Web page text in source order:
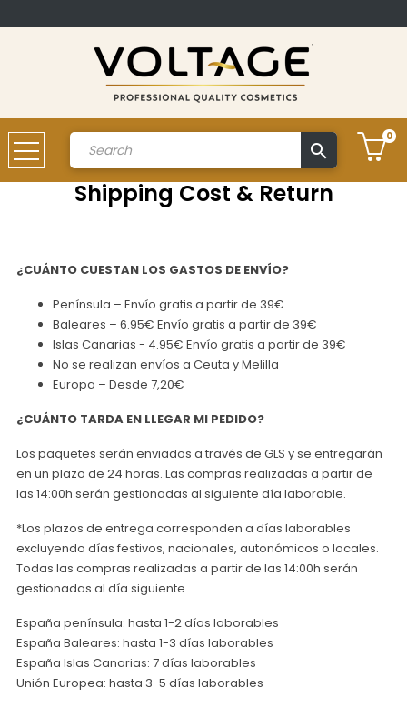
search
0
Account
Shipping Cost & Return
¿CUÁNTO CUESTAN LOS GASTOS DE ENVÍO?
Península – Envío gratis a partir de 39€
Baleares – 6.95€ Envío gratis a partir de 39€
Islas Canarias - 4.95€ Envío gratis a partir de 39€
No se realizan envíos a Ceuta y Melilla
Europa – Desde 7,20€
¿CUÁNTO TARDA EN LLEGAR MI PEDIDO?
Los paquetes serán enviados a través de GLS y se entregarán
en un plazo de 24 horas. Las compras realizadas a partir de
las 14:00h serán gestionadas al siguiente día laborable.
*Los plazos de entrega corresponden a días laborables
excluyendo días festivos, nacionales, autonómicos o locales.
Todas las compras realizadas a partir de las 14:00h serán
gestionadas al día siguiente.
España península: hasta 1-2 días laborables
España Baleares: hasta 1-3 días laborables
España Islas Canarias: 7 días laborables
Unión Europea: hasta 3-5 días laborables